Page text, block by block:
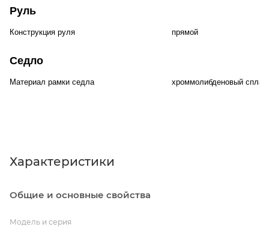
Руль
Конструкция руля прямой
Седло
Материал рамки седла хроммолибденовый сплав
Характеристики
Общие и основные свойства
Модель и серия